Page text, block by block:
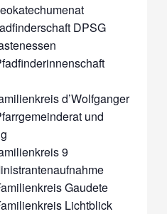
DPSG
d’Wolfganger
und
9
Gaudete
Lichtblick